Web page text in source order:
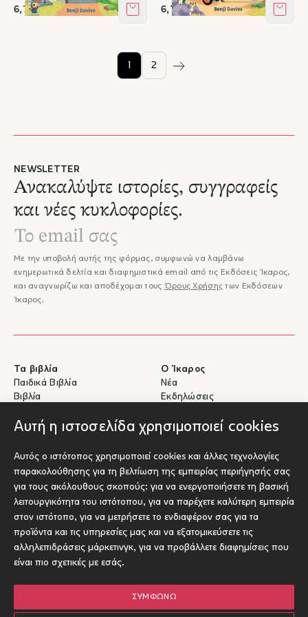
Αυτή η ιστοσελίδα χρησιμοποιεί cookies
Αυτός ο ιστότοπος χρησιμοποιεί cookies και άλλες τεχνολογίες
παρακολούθησης για τη βελτίωση της εμπειρίας περιήγησής σας
για τους ακόλουθους σκοπούς: για να ενεργοποιήσετε τη βασική
λειτουργικότητα του ιστότοπου, για να παρέχετε καλύτερη εμπειρία
στον ιστότοπο, για να μετρήσετε το ενδιαφέρον σας για τα
προϊόντα και τις υπηρεσίες μας και να εξατομικεύσετε τις
αλληλεπιδράσεις μάρκετινγκ, για να προβάλλετε διαφημίσεις που
είναι πιο σχετικές με εσάς.
ΣΥΜΦΩΝΏ
6,75 €
Στο καλάθι
6,75 €
Στο
1 2
NEWSLETTER
Ανακαλύψτε ιστορίες, συγγραφείς
και νέες κυκλοφορίες.
Με την υποβολή αυτής της φόρμας, συμφωνώ να λαμβάνω
ενημερωτικά δελτία και διαφημιστικά email από τις Εκδόσεις Ίκαρος,
και αναγνωρίζω και αποδέχομαι τους Όρους Χρήσης των Εκδόσεων
Ίκαρος.
Τα βιβλία
Παιδικά Βιβλία
Βιβλία
Ο Ίκαρος
Νέα
Εκδηλώσεις
Βοήθεια
Αποστολές & Επιστροφές
Πληρωμές & Ασφάλεια
Σχετικά με τα eBooks
Επικοινωνία
Για Συγγραφείς
Υποβολή έργου προς έκδοση
Socials